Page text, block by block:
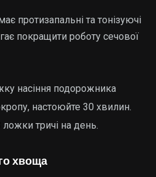
протизапальні та тонізуючі
покращити роботу сечової
насіння подорожника
настоюйте 30 хвилин.
тричі на день.
хвоща